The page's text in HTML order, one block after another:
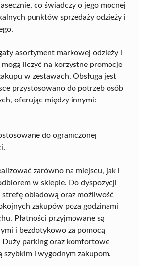
co świadczy o jego mocnej
punktów sprzedaży odzieży i
asortyment markowej odzieży i
liczyć na korzystne promocje
w zestawach. Obsługa jest
przystosowano do potrzeb osób
oferując między innymi:
do ograniczonej
zarówno na miejscu, jak i
w sklepie. Do dyspozycji
obiadową oraz możliwość
zakupów poza godzinami
Płatności przyjmowane są
i bezdotykowo za pomocą
Duży parking oraz komfortowe
szybkim i wygodnym zakupom.